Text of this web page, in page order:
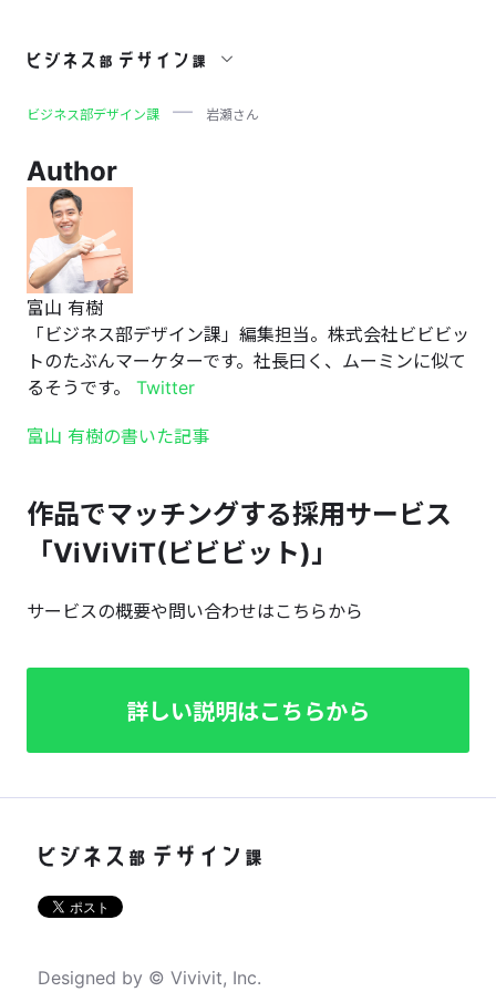
岩瀬さん
ビジネス部デザイン課 岩瀬さん
Author
富山 有樹
「ビジネス部デザイン課」編集担当。株式会社ビビビッ
トのたぶんマーケターです。社長曰く、ムーミンに似て
るそうです。 Twitter
富山 有樹の書いた記事
作品でマッチングする採用サービス
「ViViViT(ビビビット)」
サービスの概要や問い合わせはこちらから
詳しい説明はこちらから
Designed by © Vivivit, Inc.